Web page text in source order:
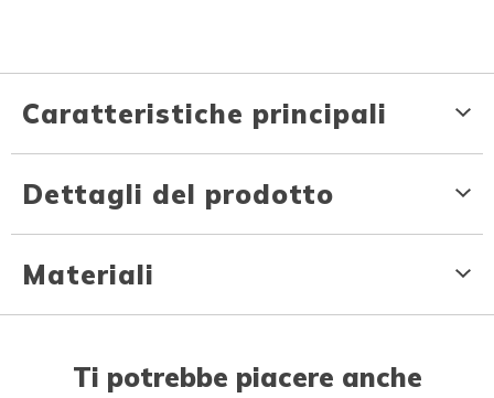
Caratteristiche principali
Dettagli del prodotto
Materiali
Ti potrebbe piacere anche